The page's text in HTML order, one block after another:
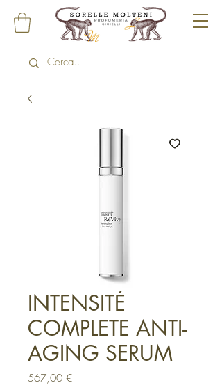
INTENSITÉ
COMPLETE ANTI-
AGING SERUM
567,00 €Prezzo